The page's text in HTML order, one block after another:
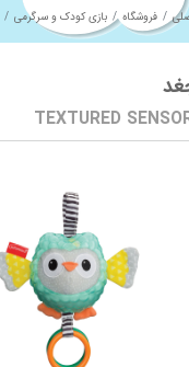
فروشگاه بازی کودک و سرگرمی
TEXTURED